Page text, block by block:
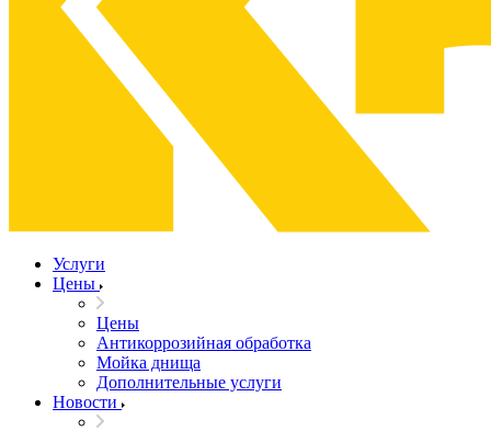
Услуги
Цены
Цены
Антикоррозийная обработка
Мойка днища
Дополнительные услуги
Новости